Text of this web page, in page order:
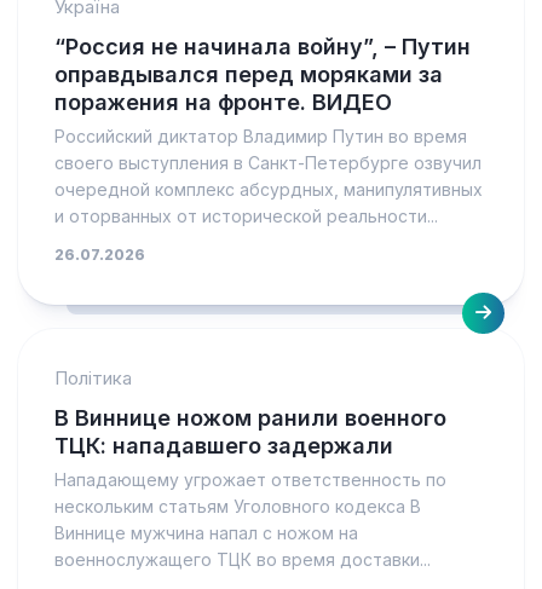
Україна
“Россия не начинала войну”, – Путин
оправдывался перед моряками за
поражения на фронте. ВИДЕО
Российский диктатор Владимир Путин во время
своего выступления в Санкт-Петербурге озвучил
очередной комплекс абсурдных, манипулятивных
и оторванных от исторической реальности...
26.07.2026
Політика
В Виннице ножом ранили военного
ТЦК: нападавшего задержали
Нападающему угрожает ответственность по
нескольким статьям Уголовного кодекса В
Виннице мужчина напал с ножом на
военнослужащего ТЦК во время доставки...